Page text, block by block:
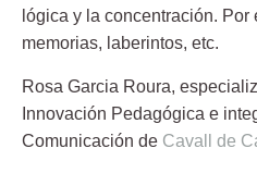
lógica y la concentración.
memorias, laberintos, etc.
Rosa Garcia Roura,
Innovación Pedagógica e
Comunicación de Cavall de